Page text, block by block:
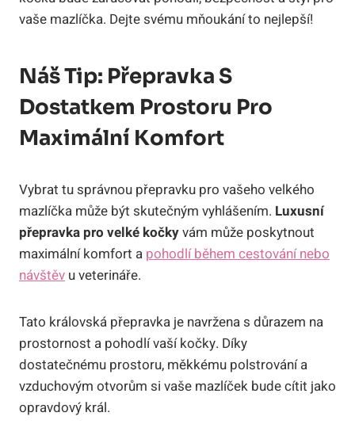
vaše mazlíčka. Dejte svému mňoukání to nejlepší!
Náš Tip: Přepravka S
Dostatkem Prostoru Pro
Maximální Komfort
Vybrat tu správnou přepravku pro vašeho velkého
mazlíčka může být skutečným vyhlášením. Luxusní
přepravka pro velké kočkyvám může poskytnout
maximální komfort a pohodlí během cestování nebo
návštěv u veterináře.
Tato královská přepravka je navržena s důrazem na
prostornost a pohodlí vaší kočky. Díky
dostatečnému prostoru, měkkému polstrování a
vzduchovým otvorům si vaše mazlíček bude cítit jako
opravdový král.